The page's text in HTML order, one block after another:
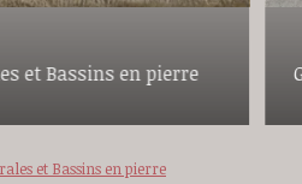
et Bassins en pierre
et Bassins en pierre